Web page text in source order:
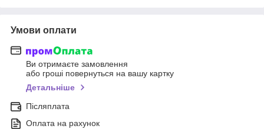
Умови оплати
Ви отримаєте замовлення
або гроші повернуться на вашу картку
Детальніше
Післяплата
Оплата на рахунок